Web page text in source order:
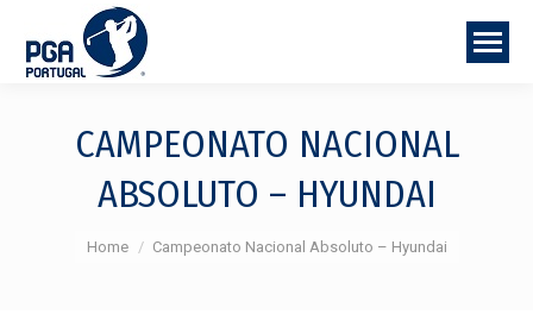
CAMPEONATO NACIONAL
ABSOLUTO – HYUNDAI
Home Campeonato Nacional Absoluto – Hyundai